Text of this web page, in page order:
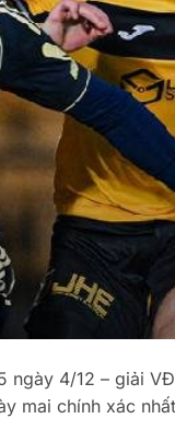
ngày 4/12 – giải
mai chính xác